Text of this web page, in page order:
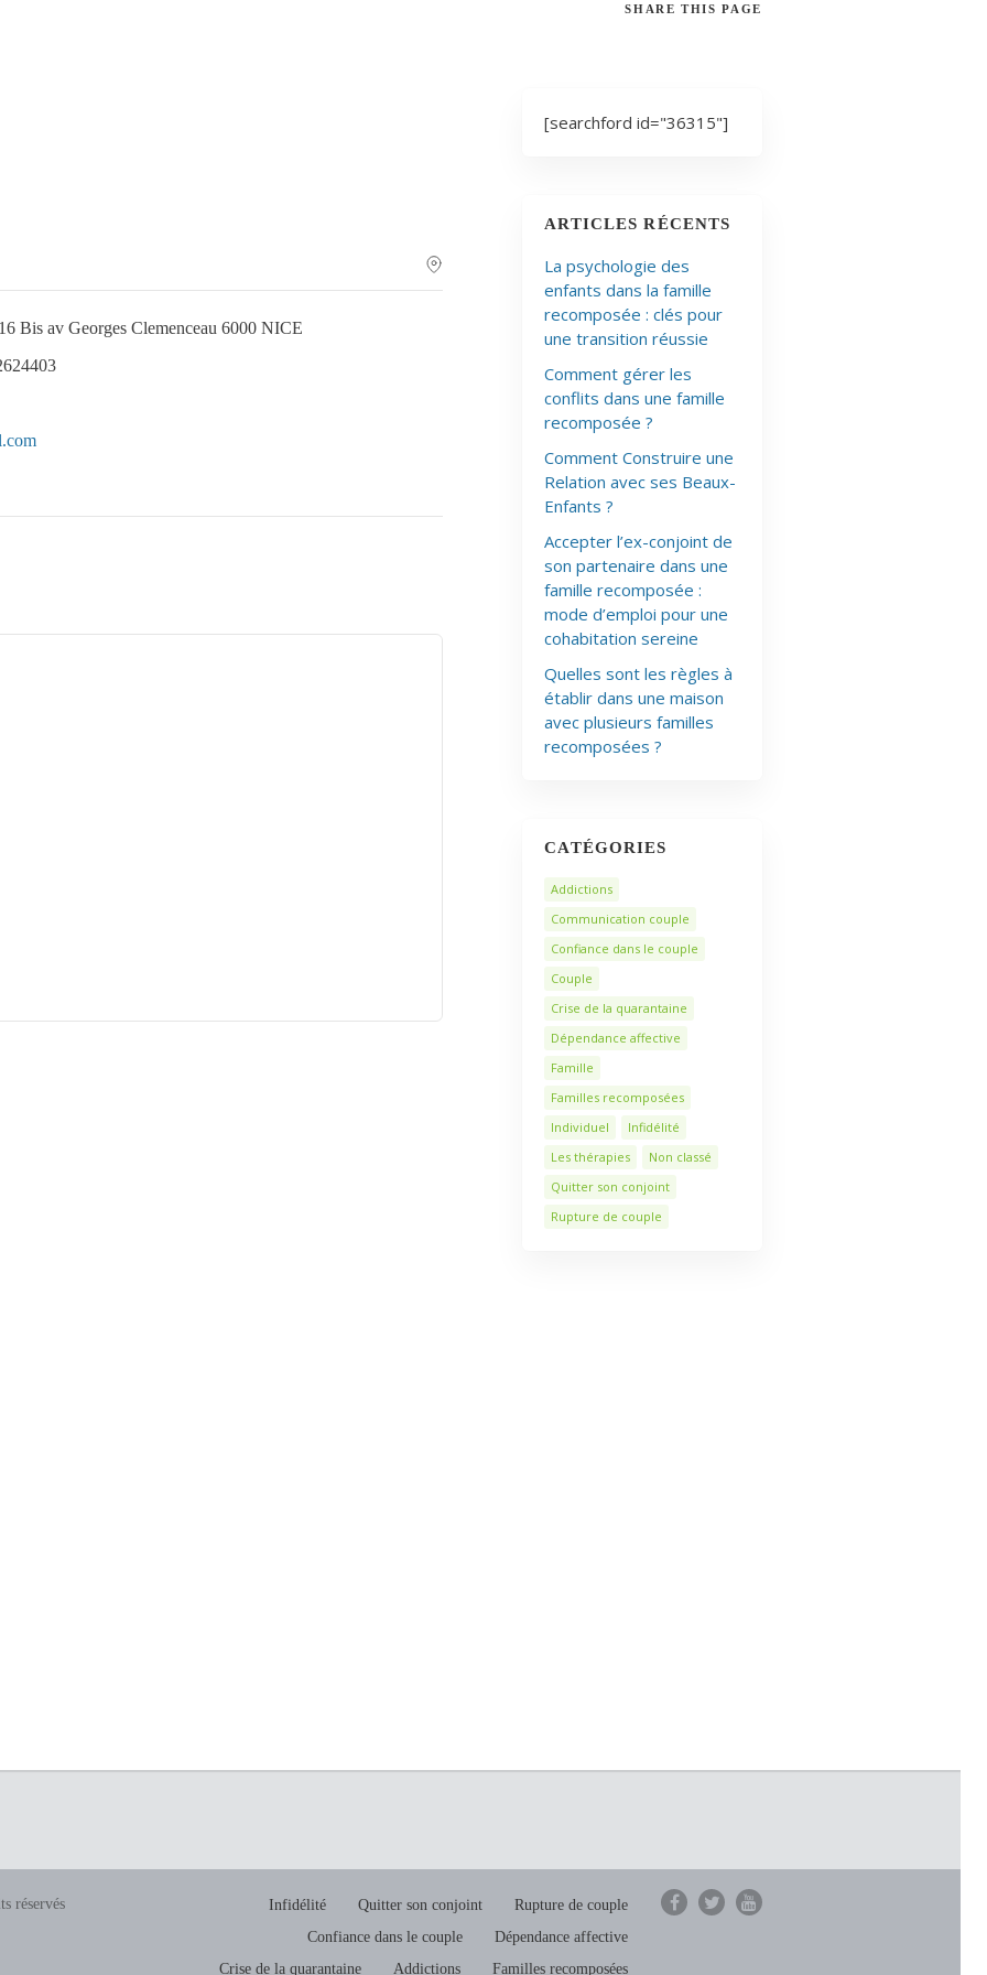
SHARE THIS PAGE
Bis av Georges Clemenceau 6000 NICE
[searchford id="36315"]
ARTICLES RÉCENTS
La psychologie des
enfants dans la famille
recomposée : clés pour
une transition réussie
Comment gérer les
conflits dans une famille
recomposée ?
Comment Construire une
Relation avec ses Beaux-
Enfants ?
Accepter l’ex-conjoint de
son partenaire dans une
famille recomposée :
mode d’emploi pour une
cohabitation sereine
Quelles sont les règles à
établir dans une maison
avec plusieurs familles
recomposées ?
CATÉGORIES
Addictions
Communication couple
Confiance dans le couple
Couple
Crise de la quarantaine
Dépendance affective
Famille
Familles recomposées
Individuel
Infidélité
Les thérapies
Non classé
Quitter son conjoint
Rupture de couple
Infidélité Quitter son conjoint
Rupture de couple
Confiance dans le couple
Dépendance affective
Crise de la quarantaine
Addictions Familles recomposées
réservés